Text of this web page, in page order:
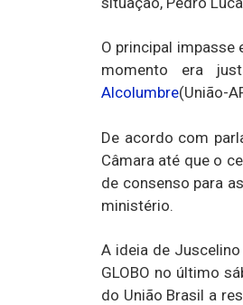
O principal impasse
momento era
Alcolumbre(União-
De acordo com
Câmara até que o
de consenso para
ministério.
A ideia de
GLOBO no último
do União Brasil a